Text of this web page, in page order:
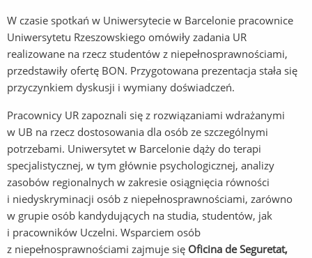
W czasie spotkań w Uniwersytecie w Barcelonie pracownice
Uniwersytetu Rzeszowskiego omówiły zadania UR
realizowane na rzecz studentów z niepełnosprawnościami,
przedstawiły ofertę BON. Przygotowana prezentacja stała się
przyczynkiem dyskusji i wymiany doświadczeń.
Pracownicy UR zapoznali się z rozwiązaniami wdrażanymi
w UB na rzecz dostosowania dla osób ze szczególnymi
potrzebami. Uniwersytet w Barcelonie dąży do terapi
specjalistycznej, w tym głównie psychologicznej, analizy
zasobów regionalnych w zakresie osiągnięcia równości
i niedyskryminacji osób z niepełnosprawnościami, zarówno
w grupie osób kandydujących na studia, studentów, jak
i pracowników Uczelni. Wsparciem osób
z niepełnosprawnościami zajmuje się Oficina de Seguretat,